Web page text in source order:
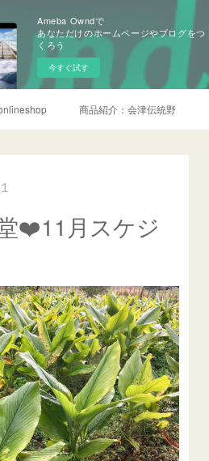
Ameba Owndで
あなただけのホームページやブログをつ
くろう
今すぐ試す
商品紹介：会津伝統野菜
❤️11月スケジ